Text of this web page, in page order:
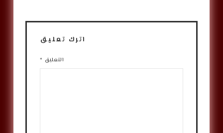
اترك تعليق
التعليق *